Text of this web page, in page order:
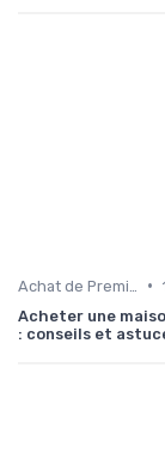
•
Acheter une
: conseils et